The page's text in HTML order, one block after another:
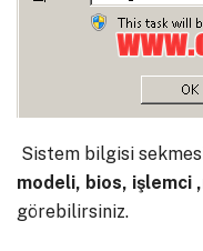
Sistem bilgisi
modeli, bios, işlemci
görebilirsiniz.